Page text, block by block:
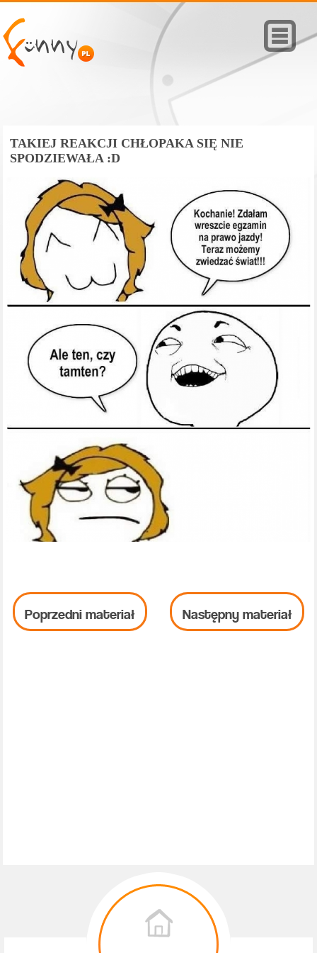
TAKIEJ REAKCJI CHŁOPAKA SIĘ NIE
SPODZIEWAŁA :D
Poprzedni materiał Następny materiał